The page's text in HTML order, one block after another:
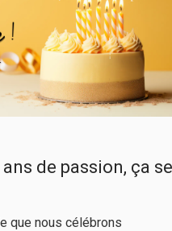
de passion, ça se
que nous célébrons